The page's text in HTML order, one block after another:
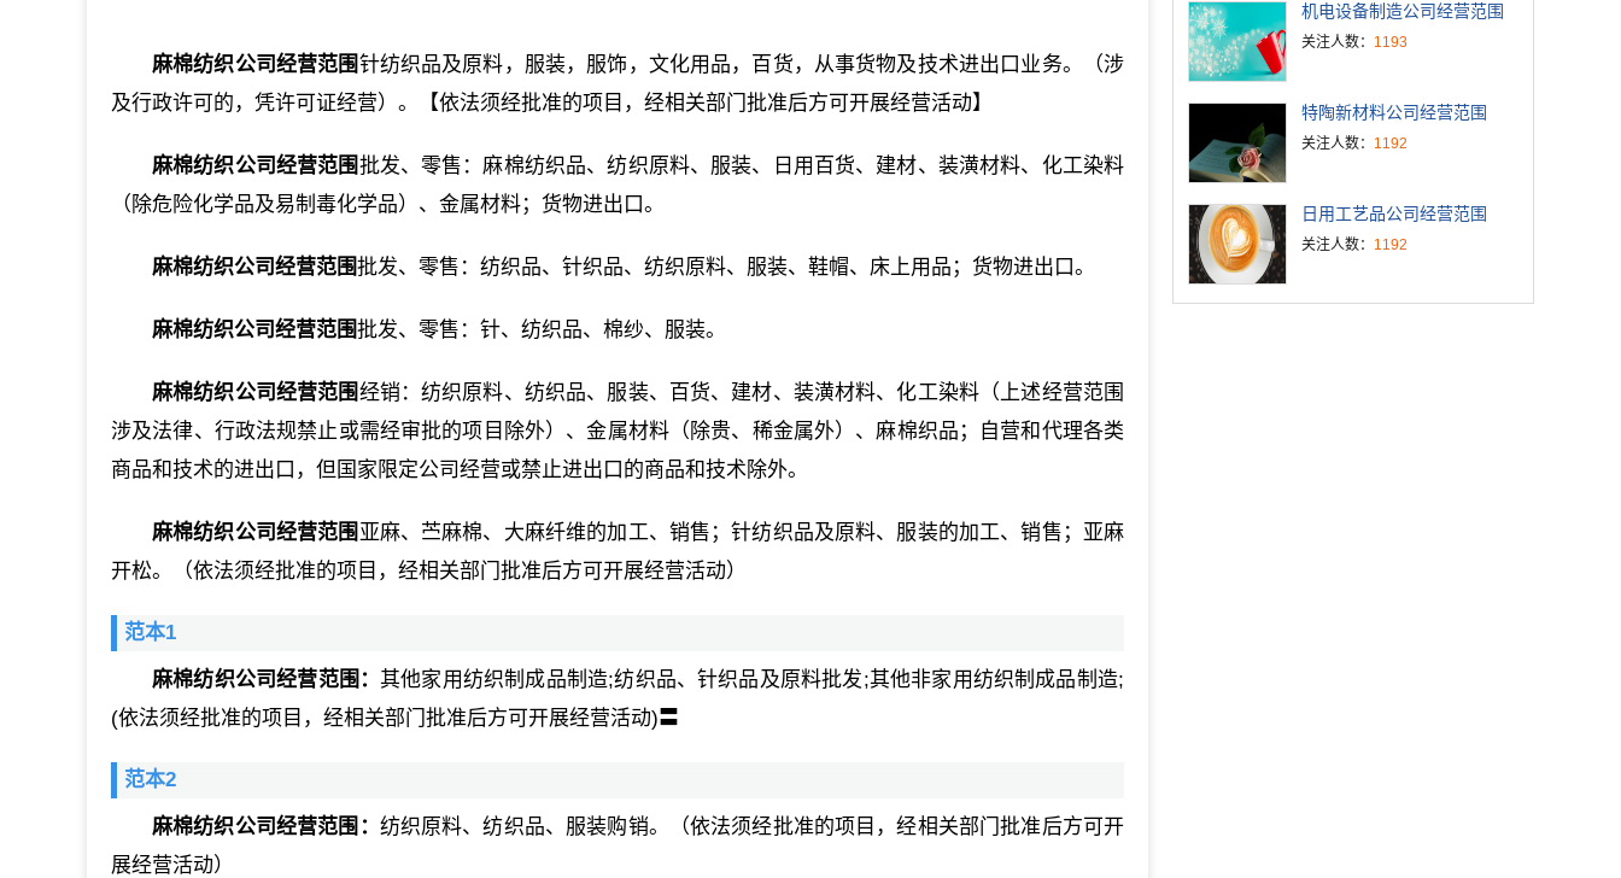
麻棉纺织公司经营范围针纺织品及原料，服装，服饰，文化用品，百货，从事货物及技术进出口业务。（涉
及行政许可的，凭许可证经营）。【依法须经批准的项目，经相关部门批准后方可开展经营活动】
麻棉纺织公司经营范围批发、零售：麻棉纺织品、纺织原料、服装、日用百货、建材、装潢材料、化工染料
（除危险化学品及易制毒化学品）、金属材料；货物进出口。
麻棉纺织公司经营范围批发、零售：纺织品、针织品、纺织原料、服装、鞋帽、床上用品；货物进出口。
麻棉纺织公司经营范围批发、零售：针、纺织品、棉纱、服装。
麻棉纺织公司经营范围经销：纺织原料、纺织品、服装、百货、建材、装潢材料、化工染料（上述经营范围
涉及法律、行政法规禁止或需经审批的项目除外）、金属材料（除贵、稀金属外）、麻棉织品；自营和代理各类
商品和技术的进出口，但国家限定公司经营或禁止进出口的商品和技术除外。
麻棉纺织公司经营范围 亚麻、苎麻棉、大麻纤维的加工、销售；针纺织品及原料、服装的加工、销售；亚麻
开松。（依法须经批准的项目，经相关部门批准后方可开展经营活动）
范本1
麻棉纺织公司经营范围： 其他家用纺织制成品制造;纺织品、针织品及原料批发;其他非家用纺织制成品制造;
(依法须经批准的项目，经相关部门批准后方可开展经营活动)〓
范本2
麻棉纺织公司经营范围： 纺织原料、纺织品、服装购销。（依法须经批准的项目，经相关部门批准后方可开
展经营活动）
机电设备制造公司经营范围
关注人数： 1193
特陶新材料公司经营范围
关注人数： 1192
日用工艺品公司经营范围
关注人数： 1192